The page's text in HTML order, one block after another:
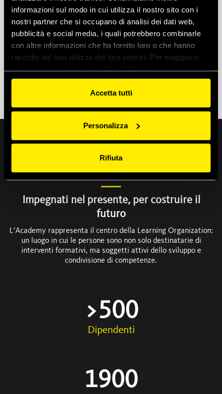
informazioni sul modo in cui utilizza il nostro sito con i
nostri partner che si occupano di analisi dei dati web,
pubblicità e social media, i quali potrebbero combinarle
con altre informazioni che ha fornito loro o che hanno
raccolto dal suo utilizzo dei loro servizi. Per maggiorni
Accetta tutti
Personalizza
Rifiuta
Visualizza tutti i webinar
IL NOSTRO IMPEGNO IN NUMERI
Impegnati nel presente, per costruire il
futuro
L’Academy rappresenta il centro della Learning Organization:
un luogo in cui le persone sono non solo destinatarie di
interventi formativi, ma soggetti attivi dello sviluppo e
condivisione di competenze.
>500
Dipendenti
1900